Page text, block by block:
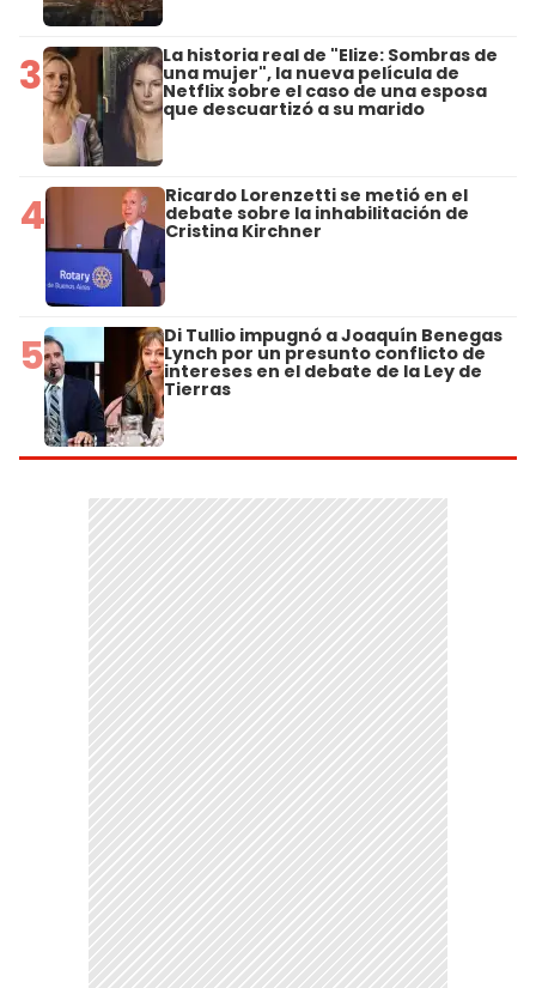
3 La historia real de "Elize: Sombras de
una mujer", la nueva película de
Netflix sobre el caso de una esposa
que descuartizó a su marido
4 Ricardo Lorenzetti se metió en el
debate sobre la inhabilitación de
Cristina Kirchner
5 Di Tullio impugnó a Joaquín Benegas
Lynch por un presunto conflicto de
intereses en el debate de la Ley de
Tierras